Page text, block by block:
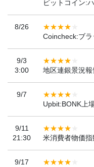
ビットコイン:
8/26
Coincheck:ブ
9/3
3:00
地区連銀景況報
9/7
Upbit:BONK上
9/11
21:30
米消費者物価
9/17